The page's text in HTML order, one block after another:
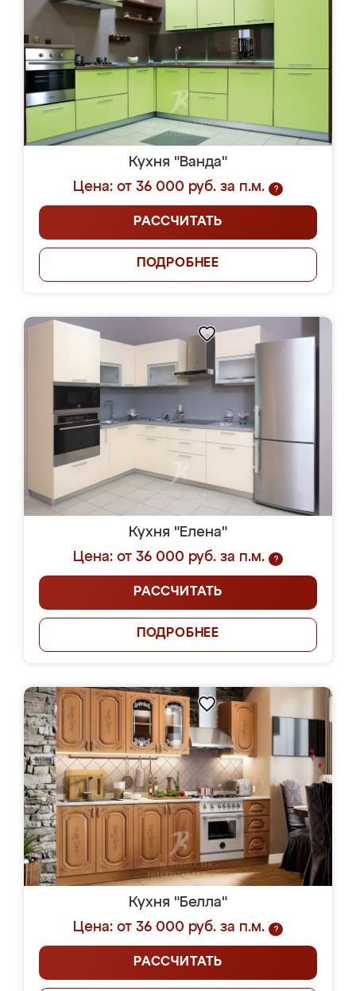
Кухня "Ванда"
Цена: от 36 000 руб. за п.м.
?
РАССЧИТАТЬ
ПОДРОБНЕЕ
Кухня "Елена"
Цена: от 36 000 руб. за п.м.
?
РАССЧИТАТЬ
ПОДРОБНЕЕ
Кухня "Белла"
Цена: от 36 000 руб. за п.м.
?
РАССЧИТАТЬ